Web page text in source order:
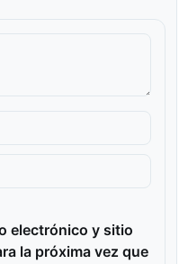
electrónico y sitio
la próxima vez que